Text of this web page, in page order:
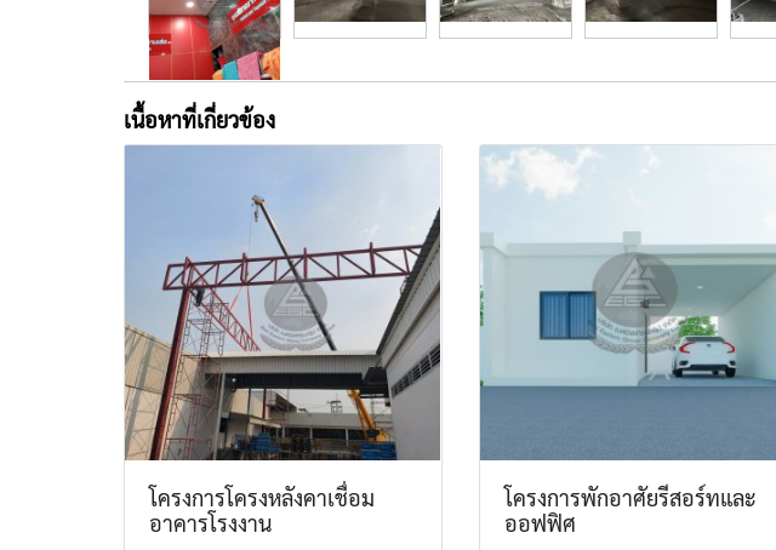
เนื้อหาที่เกี่ยวข้อง
โครงการโครงหลังคาเชื่อม
อาคารโรงงาน
โครงการพักอาศัยรีสอร์ทและ
ออฟฟิศ